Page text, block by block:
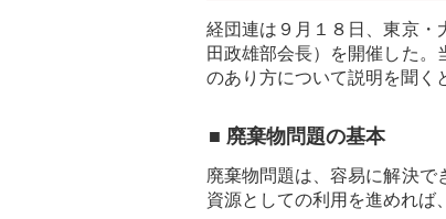
経団連は９月１８日、東京・
田政雄部会長）を開催した
のあり方について説明を聞く
■ 廃棄物問題の基本
廃棄物問題は、容易に解決で
資源としての利用を進めれば